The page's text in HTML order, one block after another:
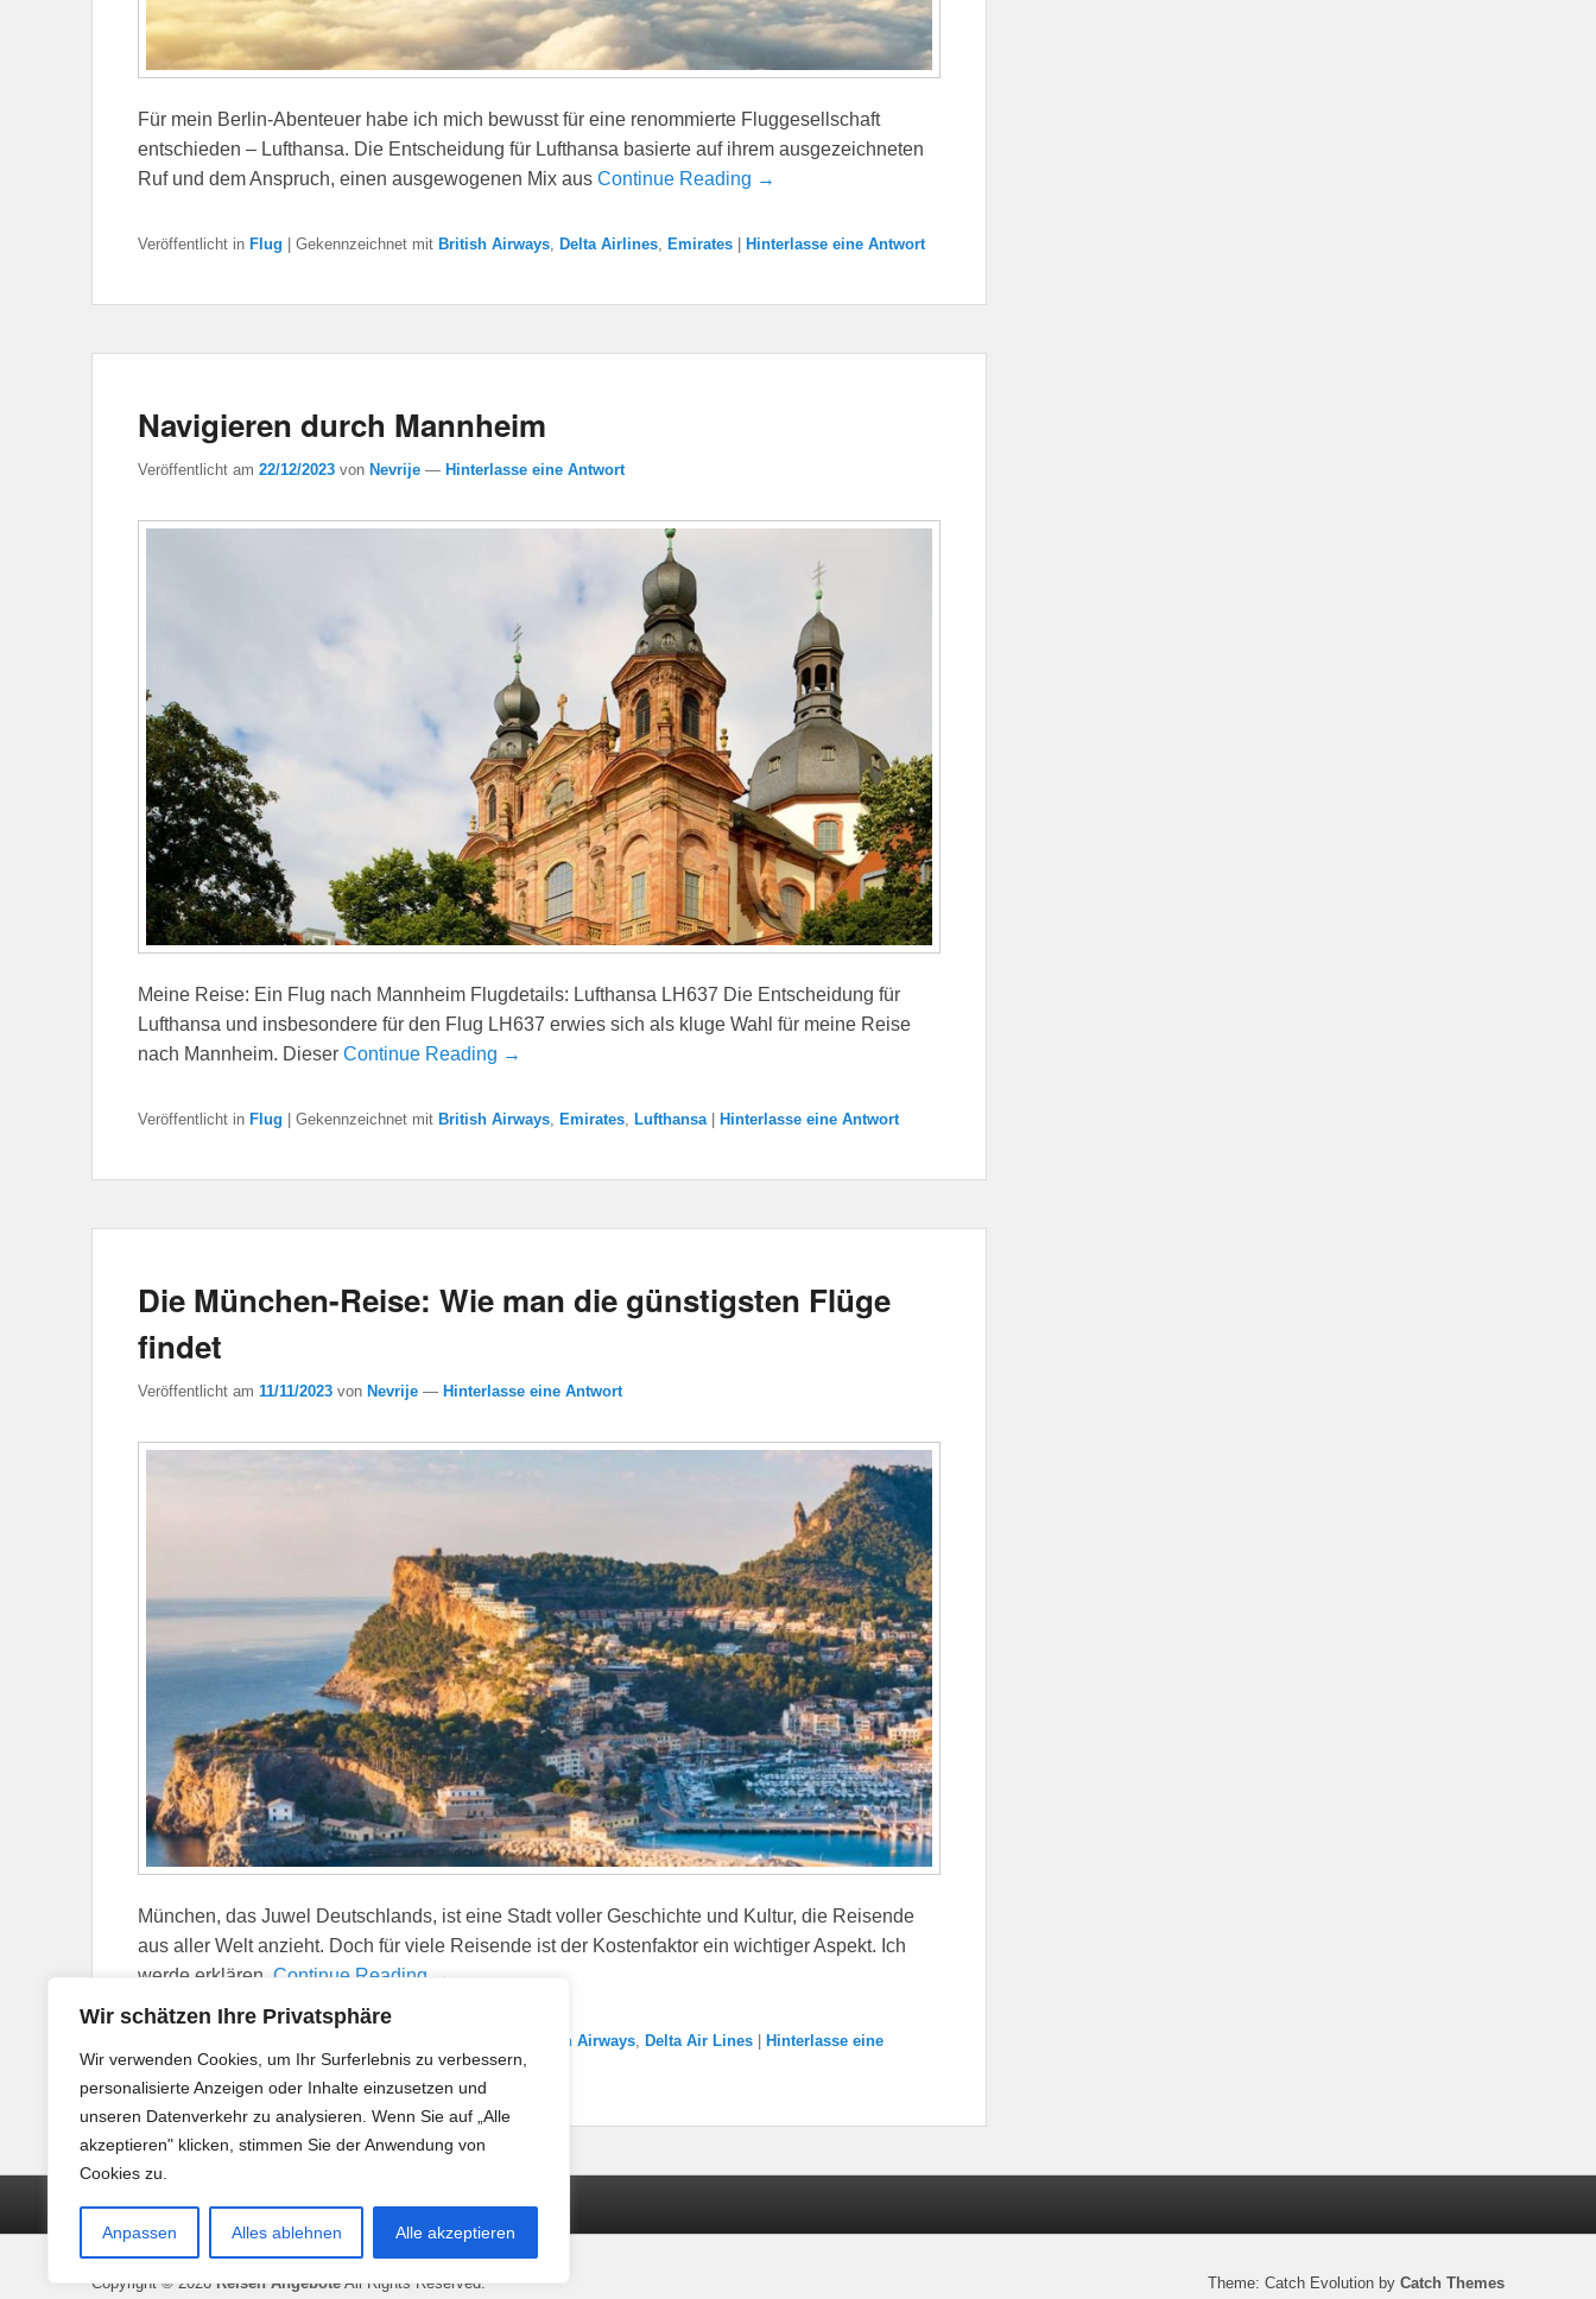
Wir schätzen Ihre Privatsphäre
Wir verwenden Cookies, um Ihr Surferlebnis zu verbessern,
personalisierte Anzeigen oder Inhalte einzusetzen und
unseren Datenverkehr zu analysieren. Wenn Sie auf „Alle
akzeptieren" klicken, stimmen Sie der Anwendung von
Cookies zu.
Anpassen Alles ablehnen Alle akzeptieren
Für mein Berlin-Abenteuer habe ich mich bewusst für eine renommierte Fluggesellschaft
entschieden – Lufthansa. Die Entscheidung für Lufthansa basierte auf ihrem ausgezeichneten
Ruf und dem Anspruch, einen ausgewogenen Mix aus Continue Reading →
Veröffentlicht in Flug Gekennzeichnet mit British Airways Delta Airlines Emirates Hinterlasse eine Antwort
Navigieren durch Mannheim
Veröffentlicht am 22/12/2023 von Nevrije — Hinterlasse eine Antwort
Meine Reise: Ein Flug nach Mannheim Flugdetails: Lufthansa LH637 Die Entscheidung für
Lufthansa und insbesondere für den Flug LH637 erwies sich als kluge Wahl für meine Reise
nach Mannheim. Dieser Continue Reading →
Veröffentlicht in Flug Gekennzeichnet mit British Airways Emirates Lufthansa Hinterlasse eine Antwort
Die München-Reise: Wie man die günstigsten Flüge
findet
Veröffentlicht am 11/11/2023 von Nevrije — Hinterlasse eine Antwort
München, das Juwel Deutschlands, ist eine Stadt voller Geschichte und Kultur, die Reisende
aus aller Welt anzieht. Doch für viele Reisende ist der Kostenfaktor ein wichtiger Aspekt. Ich
werde erklären, Continue Reading →
British Airways Delta Air Lines
Hinterlasse eine
Antwort
Seitenfuß-
Datenschutz Impressum
Copyright © 2026 Reisen Angebote All Rights Reserved. Theme: Catch Evolution by Catch Themes